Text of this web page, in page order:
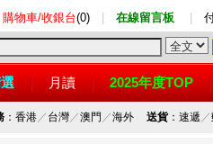
購物車/收銀台(0) 在線留言板
月讀 2025年度TOP
：香港／ 台灣／澳門 ／海外 送貨：速遞 ／